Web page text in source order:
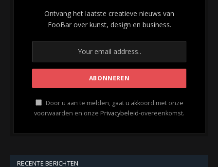
Ontvang het laatste creatieve nieuws van
FooBar over kunst, design en business.
Door u aan te melden, gaat u akkoord met onze
voorwaarden en onze Privacybeleid-overeenkomst.
RECENTE BERICHTEN